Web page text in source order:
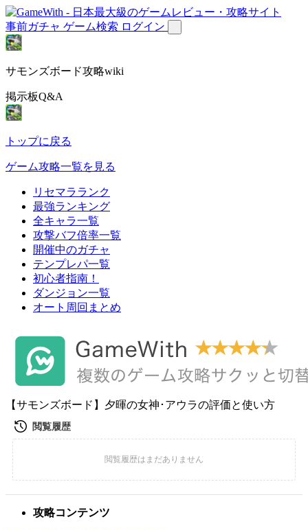
事前ガチャ ゲーム検索 ログイン
サモンズボード攻略wiki
掲示板Q&A
トップに戻る
ゲーム攻略一覧を見る
リセマラランク
最強ランキング
全キャラ一覧
攻撃バフ倍率一覧
開催中のガチャ
テンプレパ一覧
初心者指南！
ダンジョン一覧
オート周回まとめ
【サモンズボード】夕暉の女神･アウラの評価と使い方
攻略コンテンツ